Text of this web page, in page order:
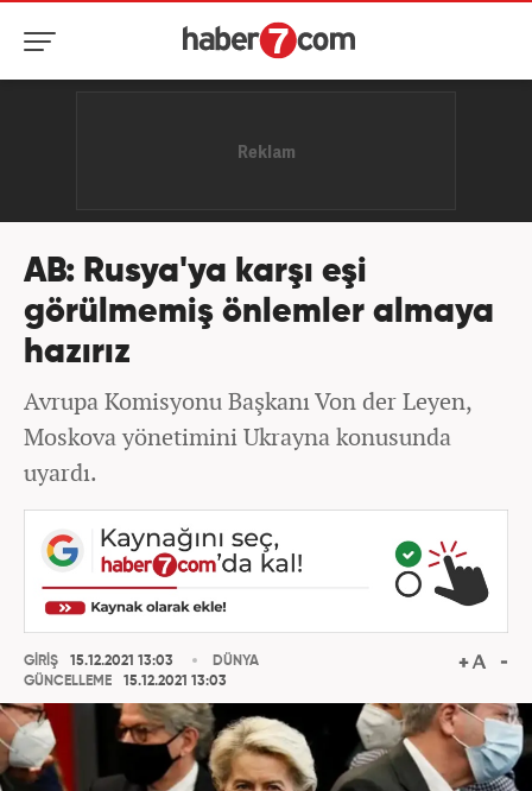
AB: Rusya'ya karşı eşi
görülmemiş önlemler almaya
hazırız
Avrupa Komisyonu Başkanı Von der Leyen,
Moskova yönetimini Ukrayna konusunda
uyardı.
GİRİŞ
15.12.2021 13:03
GÜNCELLEME
15.12.2021 13:03
DÜNYA